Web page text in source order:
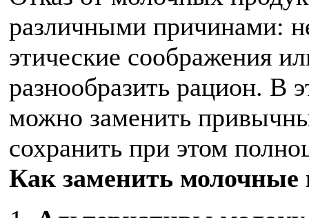
различными причинами:
этические соображения
разнообразить рацион. В
можно заменить
сохранить при этом
Как заменить молочные